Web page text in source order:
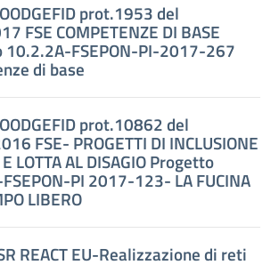
prot.1953 del
FSE COMPETENZE DI BASE
10.2.2A-FSEPON-PI-2017-267
di base
prot.10862 del
FSE- PROGETTI DI INCLUSIONE
E LOTTA AL DISAGIO Progetto
PI 2017-123- LA FUCINA
LIBERO
REACT EU-Realizzazione di reti